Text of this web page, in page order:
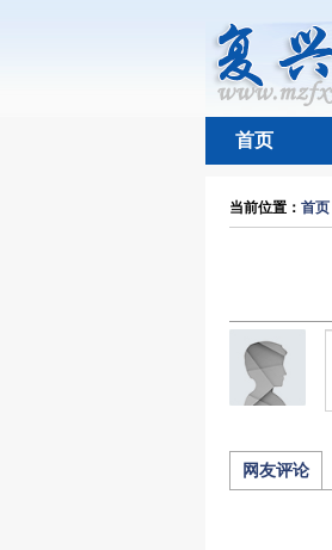
首页
当前位置： 首页
网友评论